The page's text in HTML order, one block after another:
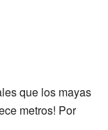
que los mayas
metros! Por